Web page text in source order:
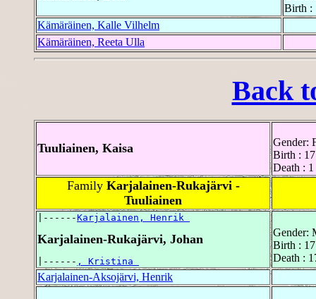
Birth :
Kämäräinen, Kalle Vilhelm
Kämäräinen, Reeta Ulla
Back
Tuuliainen, Kaisa
Gender:
Birth :
Death :
Family Karjalainen-Rukajärvi -
Tuuliainen
|------Karjalainen, Henrik
Karjalainen-Rukajärvi, Johan
|------ , Kristina
Gender:
Birth :
Death :
Karjalainen-Aksojärvi, Henrik